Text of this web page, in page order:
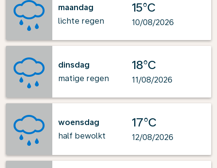
maandag
lichte regen
15°C
10/08/2026
dinsdag
matige regen
18°C
11/08/2026
woensdag
half bewolkt
17°C
12/08/2026